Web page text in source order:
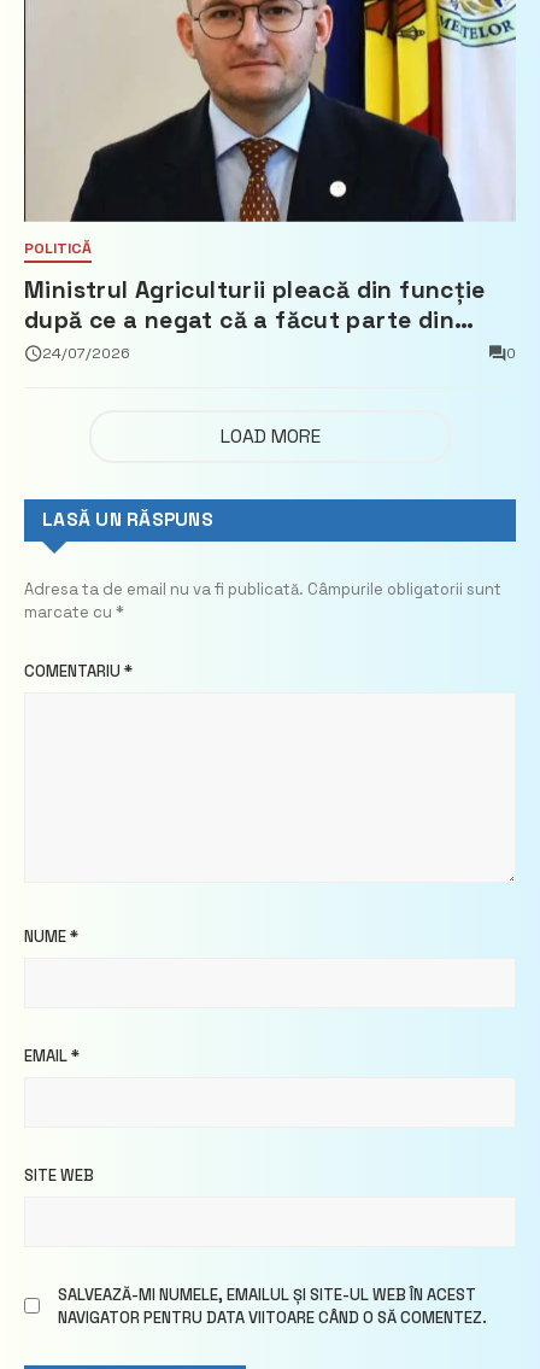
POLITICĂ
Ministrul Agriculturii pleacă din funcție
după ce a negat că a făcut parte din
Partidul Democrat
24/07/2026 0
LOAD MORE
LASĂ UN RĂSPUNS
Adresa ta de email nu va fi publicată. Câmpurile obligatorii sunt
marcate cu *
COMENTARIU *
NUME*
EMAIL*
SITE WEB
SALVEAZĂ-MI NUMELE, EMAILUL ȘI SITE-UL WEB ÎN ACEST
NAVIGATOR PENTRU DATA VIITOARE CÂND O SĂ COMENTEZ.